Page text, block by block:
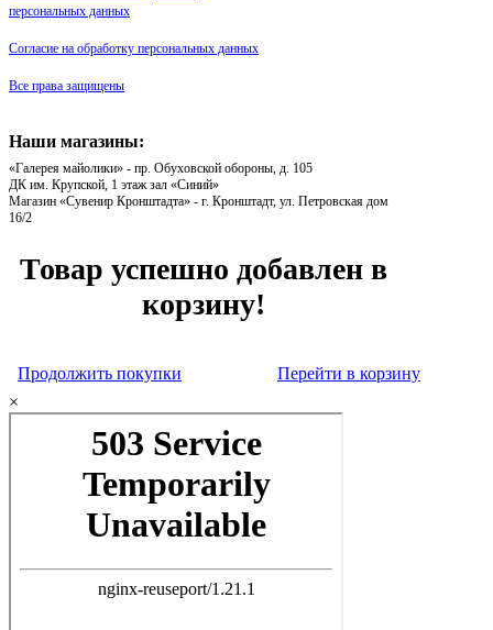
персональных данных
Согласие на обработку персональных данных
Все права защищены
Наши магазины:
«Галерея майолики» - пр. Обуховской обороны, д. 105
ДК им. Крупской, 1 этаж зал «Синий»
Магазин «Сувенир Кронштадта» - г. Кронштадт, ул. Петровская дом
16/2
Товар успешно добавлен в
корзину!
Продолжить покупки
Перейти в корзину
×